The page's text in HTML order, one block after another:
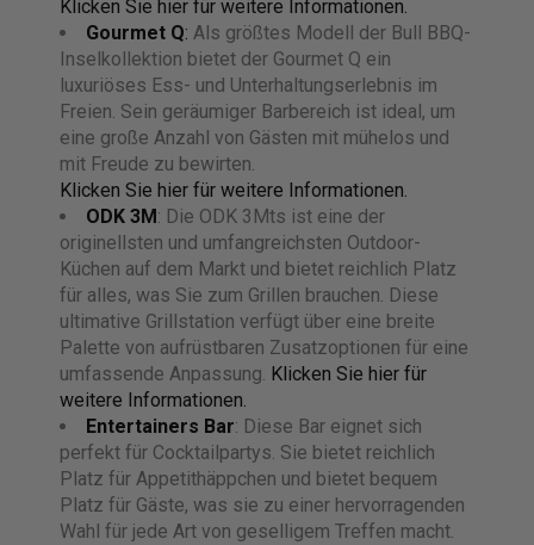
Klicken Sie hier für weitere Informationen.
Gourmet Q: Als größtes Modell der Bull BBQ-
Inselkollektion bietet der Gourmet Q ein
luxuriöses Ess- und Unterhaltungserlebnis im
Freien. Sein geräumiger Barbereich ist ideal, um
eine große Anzahl von Gästen mit mühelos und
mit Freude zu bewirten.
Klicken Sie hier für weitere Informationen.
ODK 3M: Die ODK 3Mts ist eine der
originellsten und umfangreichsten Outdoor-
Küchen auf dem Markt und bietet reichlich Platz
für alles, was Sie zum Grillen brauchen. Diese
ultimative Grillstation verfügt über eine breite
Palette von aufrüstbaren Zusatzoptionen für eine
umfassende Anpassung. Klicken Sie hier für
weitere Informationen.
Entertainers Bar: Diese Bar eignet sich
perfekt für Cocktailpartys. Sie bietet reichlich
Platz für Appetithäppchen und bietet bequem
Platz für Gäste, was sie zu einer hervorragenden
Wahl für jede Art von geselligem Treffen macht.